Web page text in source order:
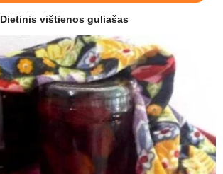
Dietinis vištienos guliašas